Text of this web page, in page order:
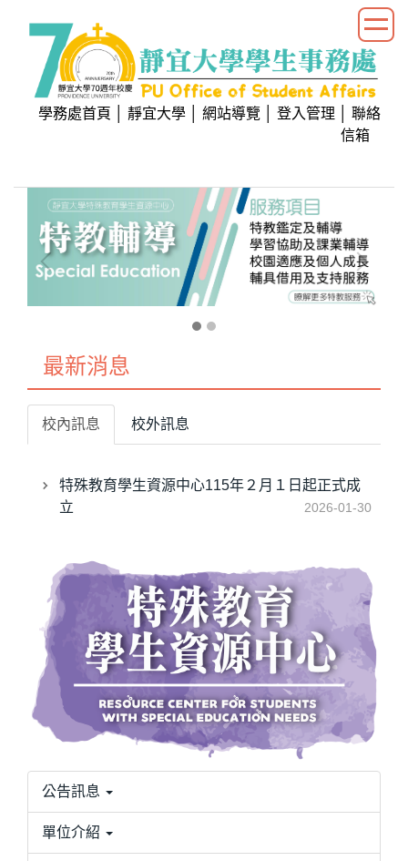
學務處首頁 靜宜大學 網站導覽 登入管理
聯絡
信箱
最新消息
校內訊息 校外訊息
特殊教育學生資源中心115年２月１日起正式成
立
2026-01-30
公告訊息
單位介紹